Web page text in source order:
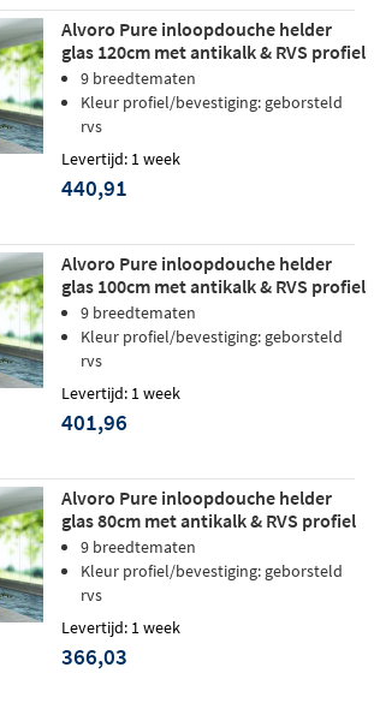
Alvoro Pure inloopdouche helder
glas 120cm met antikalk & RVS profiel
9 breedtematen
Kleur profiel/bevestiging: geborsteld
rvs
Levertijd: 1 week
440,91
Alvoro Pure inloopdouche helder
glas 100cm met antikalk & RVS profiel
9 breedtematen
Kleur profiel/bevestiging: geborsteld
rvs
Levertijd: 1 week
401,96
Alvoro Pure inloopdouche helder
glas 80cm met antikalk & RVS profiel
9 breedtematen
Kleur profiel/bevestiging: geborsteld
rvs
Levertijd: 1 week
366,03